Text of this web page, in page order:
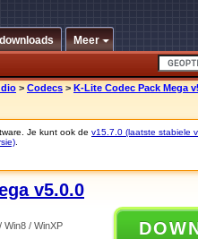
Meer
> Codecs > K-Lite Codec Pack Mega
Je kunt ook de v15.7.0 (laatste stabiele
v5.0.0
Win8 / WinXP